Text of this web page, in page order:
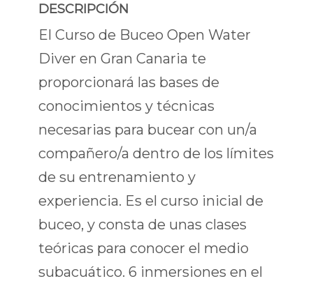
DESCRIPCIÓN
El Curso de Buceo Open Water
Diver en Gran Canaria te
proporcionará las bases de
conocimientos y técnicas
necesarias para bucear con un/a
compañero/a dentro de los límites
de su entrenamiento y
experiencia. Es el curso inicial de
buceo, y consta de unas clases
teóricas para conocer el medio
subacuático. 6 inmersiones en el